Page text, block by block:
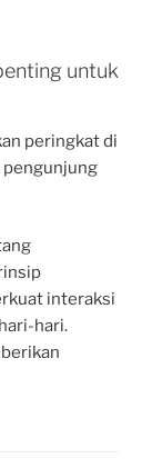
untuk
peringkat di
pengunjung
interaksi
hari.